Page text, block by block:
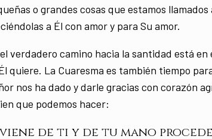
o grandes cosas que estamos
a Él con amor y para Su amor.
verdadero camino hacia la santidad está
quiere. La Cuaresma es también tiempo
nos ha dado y darle gracias con corazón
que podemos hacer:
de ti y de tu mano